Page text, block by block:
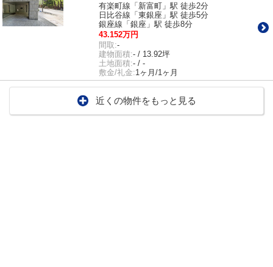
有楽町線「新富町」駅 徒歩2分
日比谷線「東銀座」駅 徒歩5分
銀座線「銀座」駅 徒歩8分
43.152万円
間取:-
建物面積:- / 13.92坪
土地面積:- / -
敷金/礼金:1ヶ月/1ヶ月
近くの物件をもっと見る